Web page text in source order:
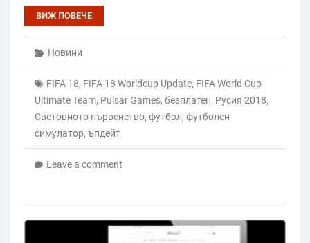
ВИЖ ПОВЕЧЕ
Новини
FIFA 18, FIFA 18 Worldcup Update, FIFA World Cup
Ultimate Team, Pulsar Games, безплатен, Русия 2018,
Световното първенство, футбол, футболен
симулатор, ъпдейт
Leave a comment